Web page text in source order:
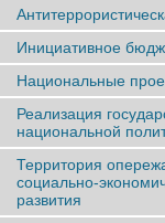
Инициативное
Национальные
Реализация
национальной
Территория
социально-
развития